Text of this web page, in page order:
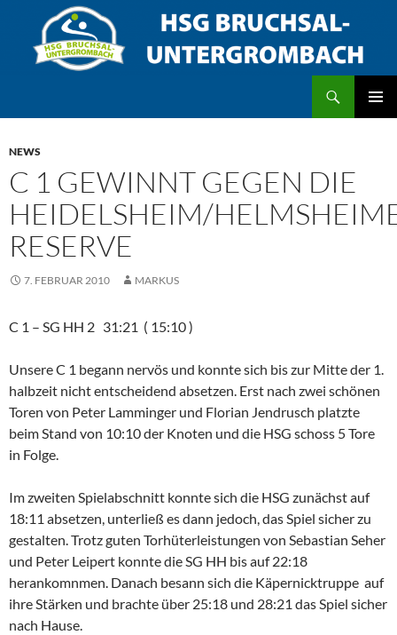
springen
NEWS
C 1 GEWINNT GEGEN DIE
HEIDELSHEIM/
RESERVE
7. FEBRUAR 2010 MARKUS
C 1 – SG HH 2 31:21 ( 15:10 )
Unsere C 1 begann nervös und konnte sich bis zur Mitte der 1.
halbzeit nicht entscheidend absetzen. Erst nach zwei schönen
Toren von Peter Lamminger und Florian Jendrusch platzte
beim Stand von 10:10 der Knoten und die HSG schoss 5 Tore
in Folge.
Im zweiten Spielabschnitt konnte sich die HSG zunächst auf
18:11 absetzen, unterließ es dann jedoch, das Spiel sicher zu
gestalten. Trotz guten Torhüterleistungen von Sebastian Seher
und Peter Leipert konnte die SG HH bis auf 22:18
herankomnmen. Danach besann sich die Käpernicktruppe auf
ihre Stärken und brachte über 25:18 und 28:21 das Spiel sicher
nach Hause.